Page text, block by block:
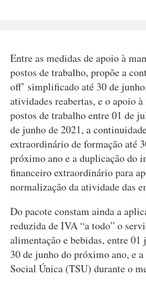
Entre as medidas de apoio à
postos de trabalho, propõe a
off’ simplificado até 30 de
atividades reabertas, e o apoio
postos de trabalho entre 01 de
de junho de 2021, a
extraordinário de formação até
próximo ano e a duplicação do
financeiro extraordinário para
normalização da atividade das
Do pacote constam ainda a
reduzida de IVA “a todo” o
alimentação e bebidas, entre 01
30 de junho do próximo ano, e
Social Única (TSU) durante o